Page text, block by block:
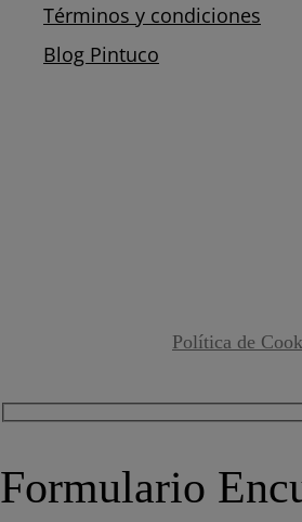
Términos y condiciones
Blog Pintuco
Política de
Formulario